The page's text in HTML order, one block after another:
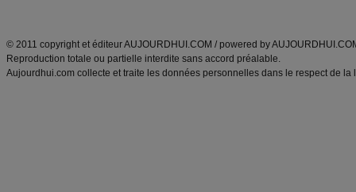
© 2011 copyright et éditeur AUJOURDHUI.COM / powered by
Reproduction totale ou partielle interdite sans accord préalable.
Aujourdhui.com collecte et traite les données personnelles dans le respect de